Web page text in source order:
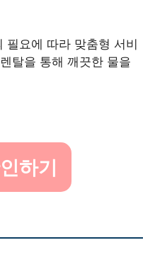
필요에 따라 맞춤형 서비
탈을 통해 깨끗한 물을
하기